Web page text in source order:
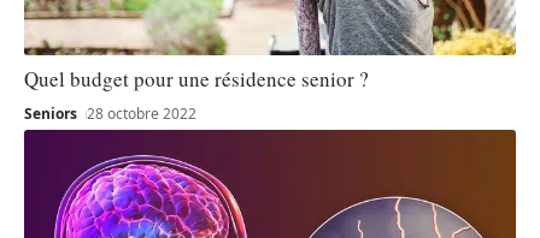
Quel budget pour une résidence senior ?
Seniors 28 octobre 2022